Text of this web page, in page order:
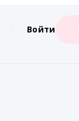
Войти